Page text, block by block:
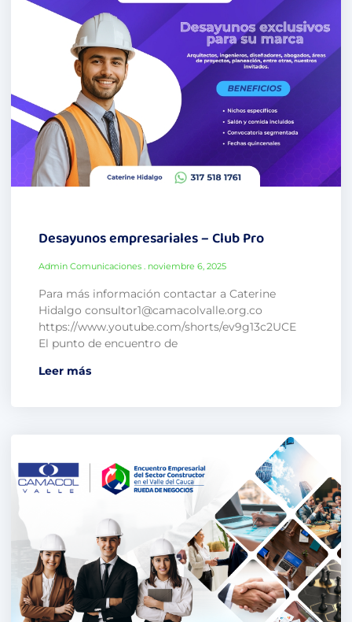
Desayunos empresariales – Club Pro
Admin Comunicaciones noviembre 6, 2025
Para más información contactar a Caterine
Hidalgo consultor1@camacolvalle.org.co
https://www.youtube.com/shorts/ev9g13c2UCE
El punto de encuentro de
Leer más